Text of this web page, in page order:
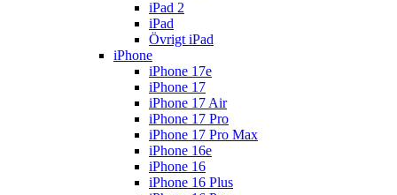
iPad 2
iPad
Övrigt iPad
iPhone
iPhone 17e
iPhone 17
iPhone 17 Air
iPhone 17 Pro
iPhone 17 Pro Max
iPhone 16e
iPhone 16
iPhone 16 Plus